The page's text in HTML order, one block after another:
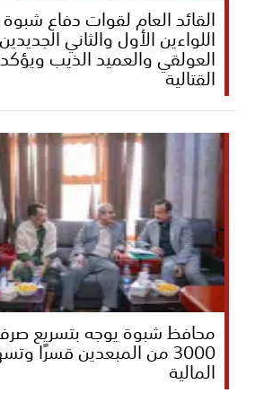
القائد العام لقوات دفاع
اللواءين الأول والثاني
العولقي والعميد الذيب
القتالية
محافظ شبوة يوجه بتسريع
3000 من المبعدين قسرًا
المالية